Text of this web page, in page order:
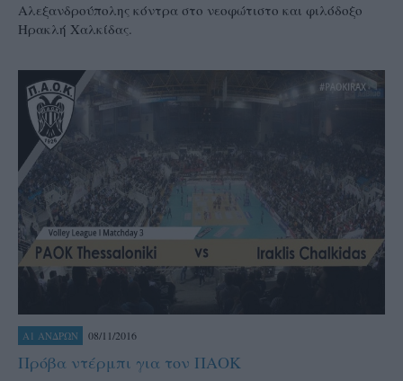
Αλεξανδρούπολης κόντρα στο νεοφώτιστο και φιλόδοξο
Ηρακλή Χαλκίδας.
Α1 ΑΝΔΡΩΝ 08/11/2016
Πρόβα ντέρμπι για τον ΠΑΟΚ